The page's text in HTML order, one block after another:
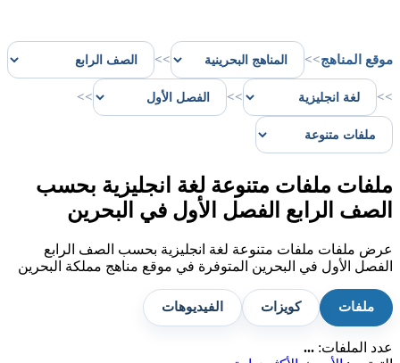
موقع المناهج>>
>>
>>
>>
>>
ملفات ملفات متنوعة لغة انجليزية بحسب
الصف الرابع الفصل الأول في البحرين
عرض ملفات ملفات متنوعة لغة انجليزية بحسب الصف الرابع
الفصل الأول في البحرين المتوفرة في موقع مناهج مملكة البحرين
ملفات كويزات الفيديوهات
عدد الملفات: ...